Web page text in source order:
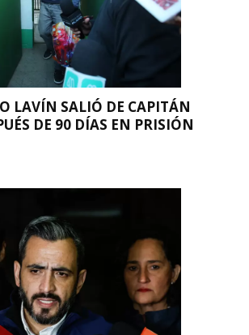
LAVÍN SALIÓ DE CAPITÁN
DE 90 DÍAS EN PRISIÓN